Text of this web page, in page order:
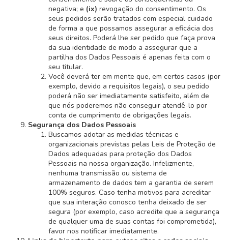
negativa; e (ix) revogação do consentimento. Os
seus pedidos serão tratados com especial cuidado
de forma a que possamos assegurar a eficácia dos
seus direitos. Poderá lhe ser pedido que faça prova
da sua identidade de modo a assegurar que a
partilha dos Dados Pessoais é apenas feita com o
seu titular.
Você deverá ter em mente que, em certos casos (por
exemplo, devido a requisitos legais), o seu pedido
poderá não ser imediatamente satisfeito, além de
que nós poderemos não conseguir atendê-lo por
conta de cumprimento de obrigações legais.
Segurança dos Dados Pessoais
Buscamos adotar as medidas técnicas e
organizacionais previstas pelas Leis de Proteção de
Dados adequadas para proteção dos Dados
Pessoais na nossa organização. Infelizmente,
nenhuma transmissão ou sistema de
armazenamento de dados tem a garantia de serem
100% seguros. Caso tenha motivos para acreditar
que sua interação conosco tenha deixado de ser
segura (por exemplo, caso acredite que a segurança
de qualquer uma de suas contas foi comprometida),
favor nos notificar imediatamente.